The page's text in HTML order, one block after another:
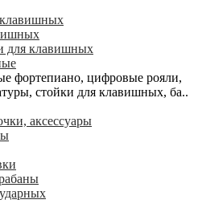
для клавишных
фортепиано, цифровые рояли,
стойки для клавишных, ба..
аксессуары